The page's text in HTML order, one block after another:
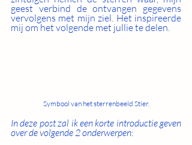
geest verbind de ontvangen gegevens
vervolgens met mijn ziel. Het inspireerde
mij om het volgende met jullie te delen.
Symbool van het sterrenbeeld Stier.
In deze post zal ik een korte introductie geven
over de volgende 2 onderwerpen: